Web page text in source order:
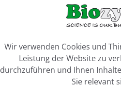
Wir verwenden Cookies und
Leistung der Website zu
durchzuführen und Ihnen
Sie relevant